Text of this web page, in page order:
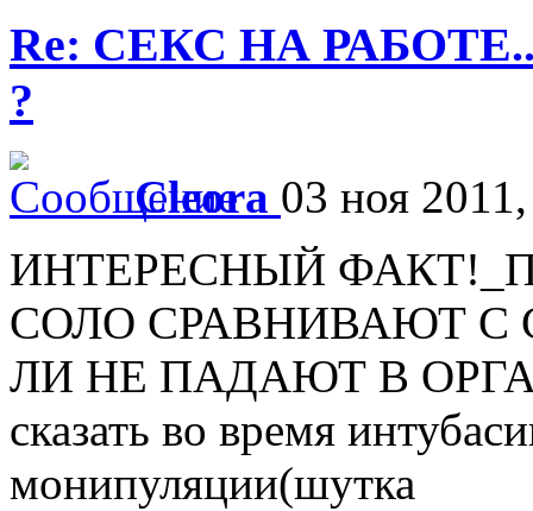
Re: СЕКС НА
?
Cleora 03 ноя
ИНТЕРЕСНЫЙ
СОЛО СРАВНИВАЮТ С
ЛИ НЕ ПАДАЮТ В
сказать во время
монипуляции(шутка